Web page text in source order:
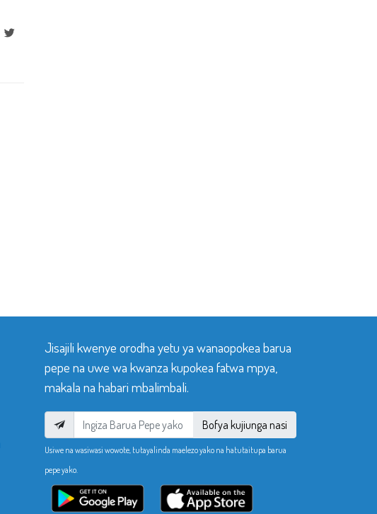
Jisajili kwenye orodha yetu ya wanaopokea barua
pepe na uwe wa kwanza kupokea fatwa mpya,
makala na habari mbalimbali.
Bofya kujiunga nasi
Usiwe na wasiwasi wowote, tutayalinda maelezo yako na hatutaitupa barua
pepe yako.